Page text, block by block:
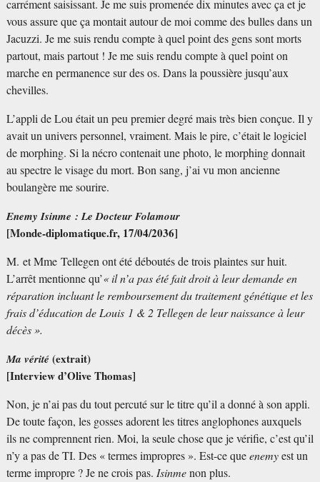
carrément saisissant. Je me suis promenée dix minutes avec ça et je
vous assure que ça montait autour de moi comme des bulles dans un
Jacuzzi. Je me suis rendu compte à quel point des gens sont morts
partout, mais partout ! Je me suis rendu compte à quel point on
marche en permanence sur des os. Dans la poussière jusqu’aux
chevilles.
L’appli de Lou était un peu premier degré mais très bien conçue. Il y
avait un univers personnel, vraiment. Mais le pire, c’était le logiciel
de morphing. Si la nécro contenait une photo, le morphing donnait
au spectre le visage du mort. Bon sang, j’ai vu mon ancienne
boulangère me sourire.
Enemy Isinme : Le Docteur Folamour
[Monde-diplomatique.fr, 17/04/2036]
M. et Mme Tellegen ont été déboutés de trois plaintes sur huit.
L’arrêt mentionne qu’«il n’a pas été fait droit à leur demande en
réparation incluant le remboursement du traitement génétique et les
frais d’éducation de Louis 1 & 2 Tellegen de leur naissance à leur
décès».
Ma vérité(extrait)
[Interview d’Olive Thomas]
Non, je n’ai pas du tout percuté sur le titre qu’il a donné à son appli.
De toute façon, les gosses adorent les titres anglophones auxquels
ils ne comprennent rien. Moi, la seule chose que je vérifie, c’est qu’il
n’y a pas de TI. Des «termes impropres ». Est-ce queenemyest un
terme impropre ? Je ne crois pas. Isinmenon plus.